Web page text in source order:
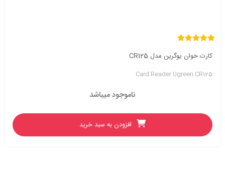
کارت خوان یوگرین مدل CR125
Card Reader Ugreen CR125
ناموجود میباشد
افزودن به سبد خرید